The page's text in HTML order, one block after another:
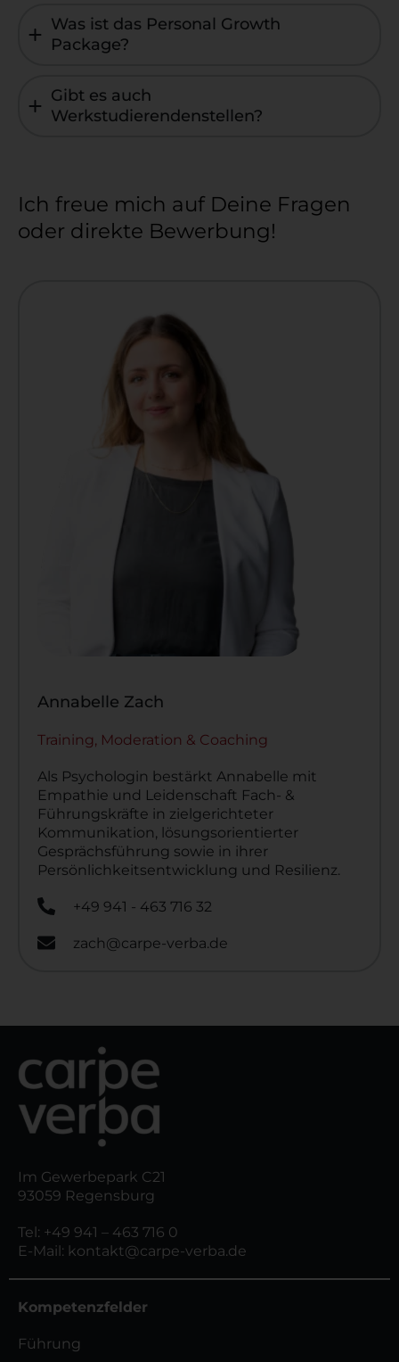
Was ist das Personal Growth
Package?
Gibt es auch
Werkstudierendenstellen?
Ich freue mich auf Deine Fragen
oder direkte Bewerbung!
Annabelle Zach
Training, Moderation & Coaching
Als Psychologin bestärkt Annabelle mit
Empathie und Leidenschaft Fach- &
Führungskräfte in zielgerichteter
Kommunikation, lösungsorientierter
Gesprächsführung sowie in ihrer
Persönlichkeitsentwicklung und Resilienz.
+49 941 - 463 716 32
zach@carpe-verba.de
Im Gewerbepark C21
93059 Regensburg
Tel: +49 941 – 463 716 0
E-Mail: kontakt@carpe-verba.de
Kompetenzfelder
Führung